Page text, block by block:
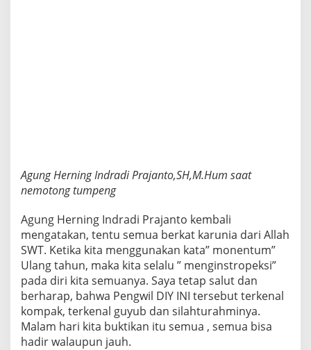
Agung Herning Indradi Prajanto,SH,M.Hum saat
nemotong tumpeng
Agung Herning Indradi Prajanto kembali
mengatakan, tentu semua berkat karunia dari Allah
SWT. Ketika kita menggunakan kata” monentum”
Ulang tahun, maka kita selalu ” menginstropeksi”
pada diri kita semuanya. Saya tetap salut dan
berharap, bahwa Pengwil DIY INI tersebut terkenal
kompak, terkenal guyub dan silahturahminya.
Malam hari kita buktikan itu semua , semua bisa
hadir walaupun jauh.